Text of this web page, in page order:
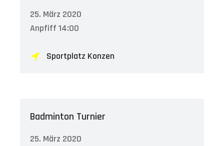
25. März 2020
Anpfiff 14:00
Sportplatz Konzen
Badminton Turnier
25. März 2020